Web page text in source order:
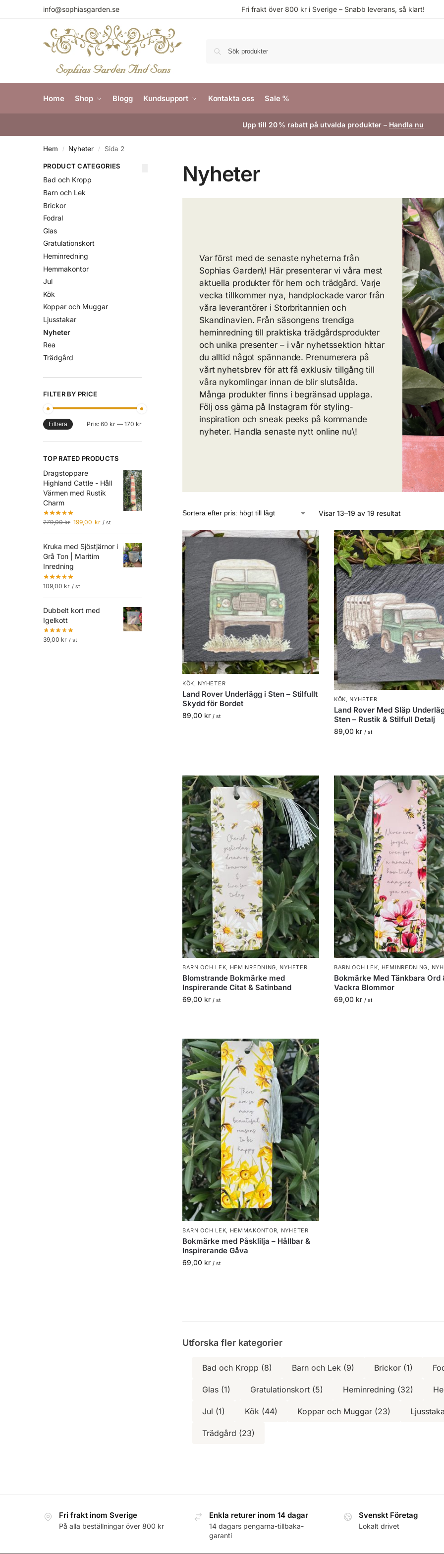
info@sophiasgarden.se Fri frakt över 800 kr i Sverige – Snabb leverans, så klart!
Home Shop Blogg Kundsupport Kontakta oss Sale %
Upp till 20 % rabatt på utvalda produkter – Handla nu
Hem / Nyheter / Sida 2
Nyheter
Var först med de senaste nyheterna från
Sophias Garden\! Här presenterar vi våra mest
aktuella produkter för hem och trädgård. Varje
vecka tillkommer nya, handplockade varor från
våra leverantörer i Storbritannien och
Skandinavien. Från säsongens trendiga
heminredning till praktiska trädgårdsprodukter
och unika presenter – i vår nyhetssektion hittar
du alltid något spännande. Prenumerera på
vårt nyhetsbrev för att få exklusiv tillgång till
våra nykomlingar innan de blir slutsålda.
Många produkter finns i begränsad upplaga.
Följ oss gärna på Instagram för styling-
inspiration och sneak peeks på kommande
nyheter. Handla senaste nytt online nu\!
Visar 13–19 av 19 resultat
KÖK NYHETER
Land Rover Underlägg i Sten – Stilfullt
Skydd för Bordet
89,00 kr / st
KÖK, NYHETER
Land Rover Med Släp
Sten – Rustik & Stilfull Detalj
89,00 kr / st
BARN OCH LEK, HEMINREDNING, NYHETER
Blomstrande Bokmärke med
Inspirerande Citat & Satinband
69,00 kr / st
BARN OCH LEK, HEMINREDNING,
Bokmärke Med Tänkbara Ord
Vackra Blommor
69,00 kr / st
BARN OCH LEK, HEMMAKONTOR, NYHETER
Bokmärke med Påsklilja – Hållbar &
Inspirerande Gåva
69,00 kr / st
Utforska fler kategorier
Bad och Kropp (8) Barn och Lek (9) Brickor (1)
Glas (1) Gratulationskort (5) Heminredning (32)
Jul (1) Kök (44) Koppar och Muggar (23)
Trädgård (23)
PRODUCT CATEGORIES
Bad och Kropp
Barn och Lek
Brickor
Fodral
Glas
Gratulationskort
Heminredning
Hemmakontor
Jul
Kök
Koppar och Muggar
Ljusstakar
Nyheter
Rea
Trädgård
FILTER BY PRICE
Filtrera Pris: 60 kr— 170 kr
TOP RATED PRODUCTS
Dragstoppare
Highland Cattle - Håll
Värmen med Rustik
Charm
279,00kr 199,00 kr / st
Kruka med Sjöstjärnor i
Grå Ton | Maritim
Inredning
109,00 kr / st
Dubbelt kort med
Igelkott
39,00 kr / st
Fri frakt inom Sverige
På alla beställningar över 800 kr
Enkla returer inom 14 dagar
14 dagars pengarna-tillbaka-
garanti
Svenskt Företag
Lokalt drivet